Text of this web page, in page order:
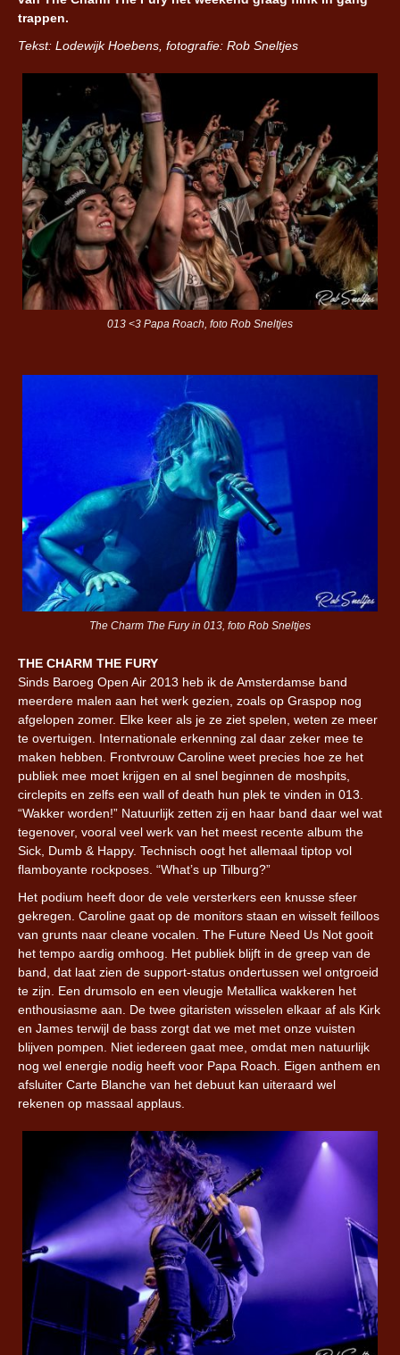
trappen.
Tekst: Lodewijk Hoebens, fotografie: Rob Sneltjes
013 <3 Papa Roach, foto Rob Sneltjes
The Charm The Fury in 013, foto Rob Sneltjes
THE CHARM THE FURY
Sinds Baroeg Open Air 2013 heb ik de Amsterdamse band
meerdere malen aan het werk gezien, zoals op Graspop nog
afgelopen zomer. Elke keer als je ze ziet spelen, weten ze meer
te overtuigen. Internationale erkenning zal daar zeker mee te
maken hebben. Frontvrouw Caroline weet precies hoe ze het
publiek mee moet krijgen en al snel beginnen de moshpits,
circlepits en zelfs een wall of death hun plek te vinden in 013.
“Wakker worden!” Natuurlijk zetten zij en haar band daar wel wat
tegenover, vooral veel werk van het meest recente album the
Sick, Dumb & Happy. Technisch oogt het allemaal tiptop vol
flamboyante rockposes. “What’s up Tilburg?”
Het podium heeft door de vele versterkers een knusse sfeer
gekregen. Caroline gaat op de monitors staan en wisselt feilloos
van grunts naar cleane vocalen. The Future Need Us Not gooit
het tempo aardig omhoog. Het publiek blijft in de greep van de
band, dat laat zien de support-status ondertussen wel ontgroeid
te zijn. Een drumsolo en een vleugje Metallica wakkeren het
enthousiasme aan. De twee gitaristen wisselen elkaar af als Kirk
en James terwijl de bass zorgt dat we met met onze vuisten
blijven pompen. Niet iedereen gaat mee, omdat men natuurlijk
nog wel energie nodig heeft voor Papa Roach. Eigen anthem en
afsluiter Carte Blanche van het debuut kan uiteraard wel
rekenen op massaal applaus.